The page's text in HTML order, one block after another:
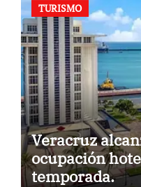
TURISMO
Veracruz
ocupación
temporada.